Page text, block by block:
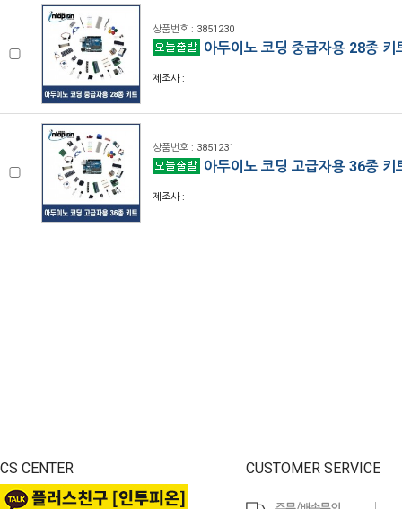
상품번호 : 3851230
아두이노 코딩 중급자용 28종 키
제조사 :
상품번호 : 3851231
아두이노 코딩 고급자용 36종 키
제조사 :
CS CENTER CUSTOMER SERVICE